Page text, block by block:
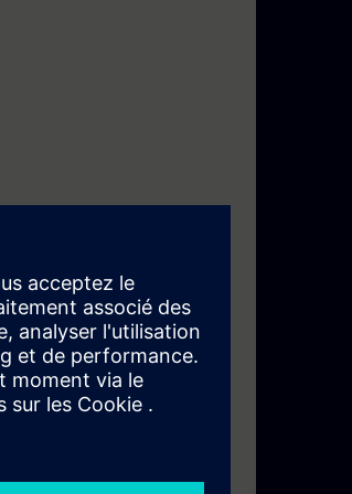
tilata tulostetun mapin hintaan
jälkeen Sertifioinnin
lisätietoa, ole yhteydessä: